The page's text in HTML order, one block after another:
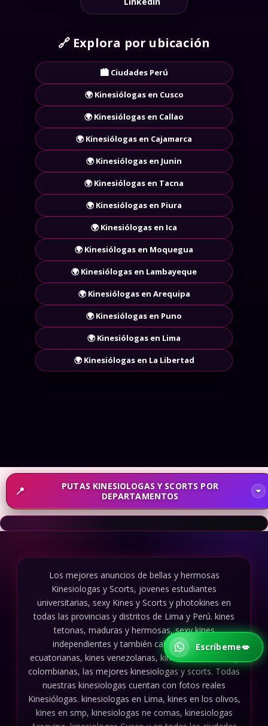
PUTAS KINESIOLOGAS Y SCORTS POR
DEPARTAMENTOS
Los mejores anuncios de bellas y hermosas
Kinesiologas y Scorts, jovenes estudiantes
universitarias, sexy Kines y Scorts y photokines en
todas las provincias y distritos de Lima y Perú. kines
tetonas, maduras y hermosas, sexy kines
independientes y también callejeras, kines
ecuatorianas, kines venezolanas, kines colombianas y
colombianas, las mejores kinesiologas y scorts. Todas
nuestras kinesiologas cuentan con fotos reales
Kinesiólogas. kinesiologas en Lima, kines en los olivos,
kines en smp, kinesiologas ne comas, kinesiologas
🔗 Explora por ubicación
🏙️ Ciudades Perú
🌍 Kinesiólogas en Cusco
🌍 Kinesiólogas en Callao
🌍 Kinesiólogas en Cajamarca
🌍 Kinesiólogas en Junin
🌍 Kinesiólogas en Tacna
🌍 Kinesiólogas en Piura
🌍 Kinesiólogas en Ica
🌍 Kinesiólogas en Moquegua
🌍 Kinesiólogas en Lambayeque
🌍 Kinesiólogas en Arequipa
🌍 Kinesiólogas en Puno
🌍 Kinesiólogas en Lima
🌍 Kinesiólogas en La Libertad
Escríbeme💋